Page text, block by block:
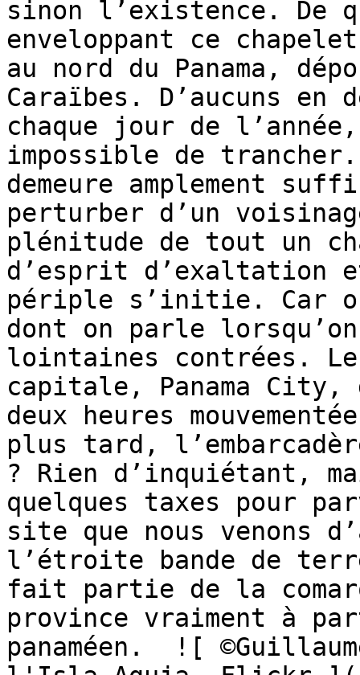
sinon l’existence. De
enveloppant ce
au nord du Panama,
Caraïbes. D’aucuns en
chaque jour de
impossible de
demeure amplement
perturber d’un
plénitude de tout un
d’esprit d’exaltation
périple s’initie. Car
dont on parle
lointaines contrées.
capitale, Panama City,
deux heures
plus tard,
? Rien d’inquiétant,
quelques taxes pour
site que nous venons
l’étroite bande de
fait partie de la
province vraiment à
panaméen.  ![